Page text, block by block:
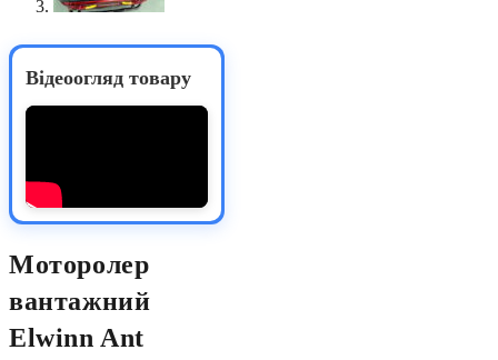
Відеоогляд товару
Моторолер
вантажний
Elwinn Ant